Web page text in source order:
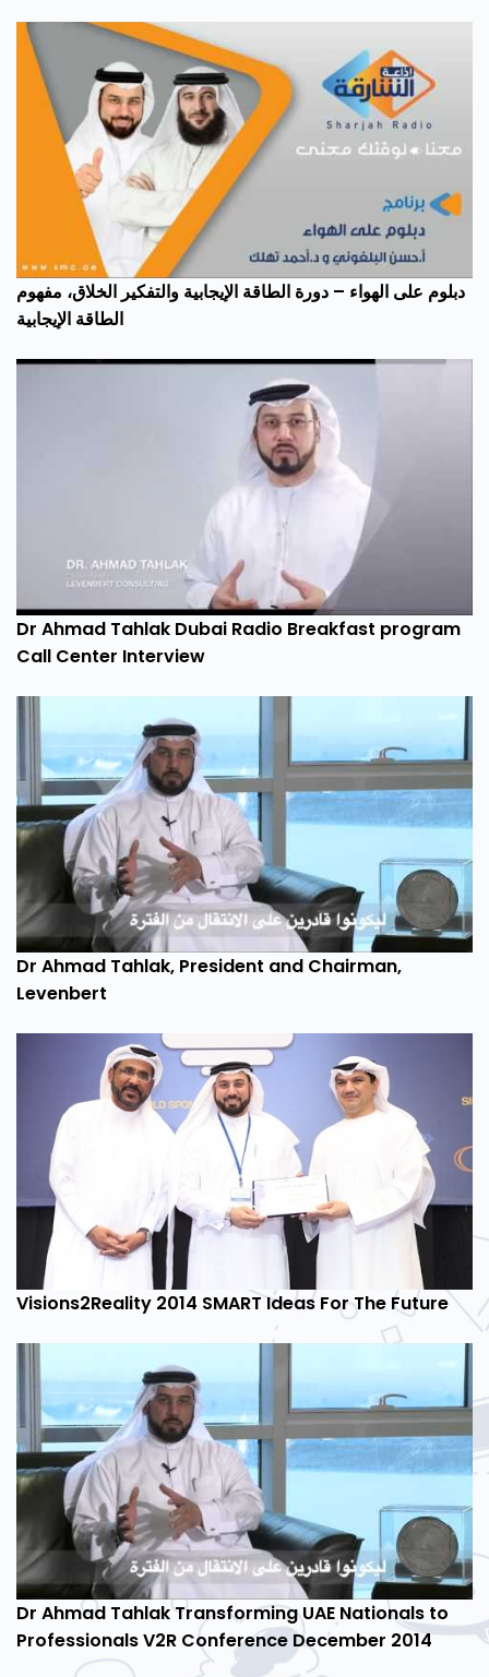
دبلوم على الهواء – دورة الطاقة الإيجابية والتفكير الخلاق، مفهوم
الطاقة الإيجابية
Dr Ahmad Tahlak Dubai Radio Breakfast program
Call Center Interview
Dr Ahmad Tahlak, President and Chairman,
Levenbert
Visions2Reality 2014 SMART Ideas For The Future
Dr Ahmad Tahlak Transforming UAE Nationals to
Professionals V2R Conference December 2014